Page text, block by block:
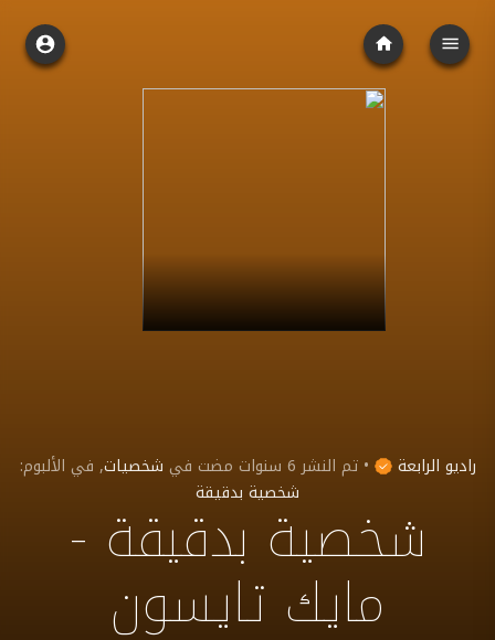
راديو الرابعة • تم النشر6 سنوات مضت في شخصيات, في الألبوم:
شخصية بدقيقة
شخصية بدقيقة -
مايك تايسون